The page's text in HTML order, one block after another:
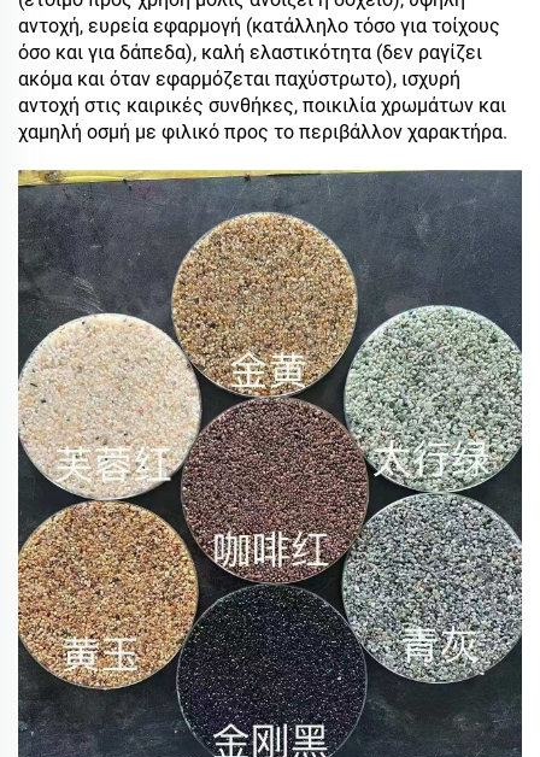
αντοχή, ευρεία εφαρμογή (κατάλληλο τόσο για τοίχους
όσο και για δάπεδα), καλή ελαστικότητα (δεν ραγίζει
ακόμα και όταν εφαρμόζεται παχύστρωτο), ισχυρή
αντοχή στις καιρικές συνθήκες, ποικιλία χρωμάτων και
χαμηλή οσμή με φιλικό προς το περιβάλλον χαρακτήρα.